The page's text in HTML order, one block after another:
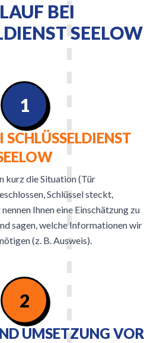
BEI
SEELOW
SCHLÜSSELDIENST
kurz die Situation (Tür
Schlüssel steckt,
Ihnen eine Einschätzung zu
sagen, welche Informationen wir
(z. B. Ausweis).
1
2
UMSETZUNG VOR